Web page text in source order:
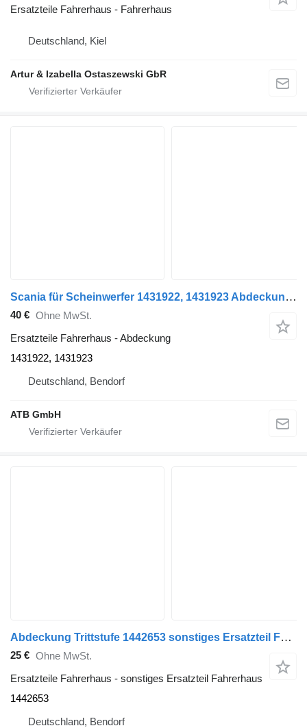
Ersatzteile Fahrerhaus - Fahrerhaus
Deutschland, Kiel
Artur & Izabella Ostaszewski GbR
Scania für Scheinwerfer 1431922, 1431923 Abdeckung für Scania R-Serie R440 Sattelzugmaschine
40 € Ohne MwSt.
Ersatzteile Fahrerhaus - Abdeckung
1431922, 1431923
Deutschland, Bendorf
ATB GmbH
Abdeckung Trittstufe 1442653 sonstiges Ersatzteil Fahrerhaus für Scania R-Serie R440 Sattelzugmaschine
25 € Ohne MwSt.
Ersatzteile Fahrerhaus - sonstiges Ersatzteil Fahrerhaus
1442653
Deutschland, Bendorf